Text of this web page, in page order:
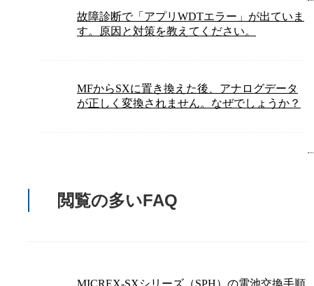
故障診断で「アプリWDTエラー」が出ていま
す。原因と対策を教えてください。
MFからSXに置き換えた後、アナログデータ
が正しく変換されません。なぜでしょうか？
閲覧の多いFAQ
MICREX-SXシリーズ（SPH）の電池交換手順